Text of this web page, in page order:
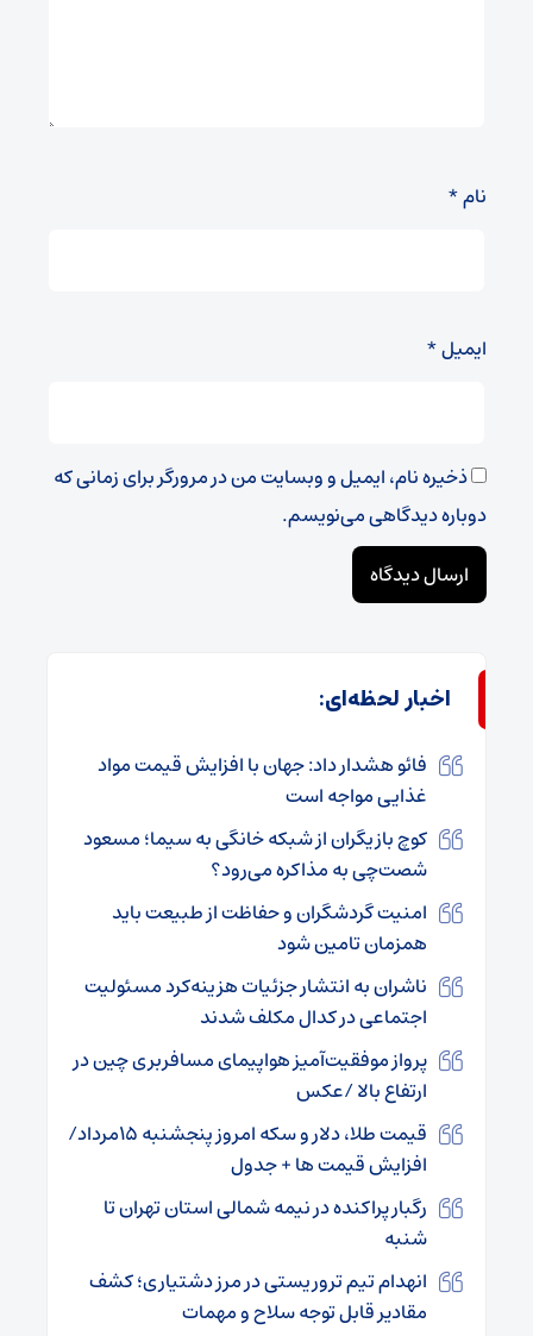
نام*
ایمیل*
ذخیره نام، ایمیل و وبسایت من در مرورگر برای زمانی که
دوباره دیدگاهی می‌نویسم.
اخبار لحظه‌ای:
فائو هشدار داد: جهان با افزایش قیمت مواد
غذایی مواجه است
کوچ بازیگران از شبکه خانگی به سیما؛ مسعود
شصت‌چی به مذاکره می‌رود؟
امنیت گردشگران و حفاظت از طبیعت باید
همزمان تامین شود
ناشران به انتشار جزئیات هزینه‌کرد مسئولیت
اجتماعی در کدال مکلف شدند
پرواز موفقیت‌آمیز هواپیمای مسافربری چین در
ارتفاع بالا /عکس
قیمت طلا، دلار و سکه امروز پنجشنبه ۱۵مرداد/
افزایش قیمت ها + جدول
رگبار پراکنده در نیمه شمالی استان تهران تا
شنبه
انهدام تیم تروریستی در مرز دشتیاری؛ کشف
مقادیر قابل توجه سلاح و مهمات